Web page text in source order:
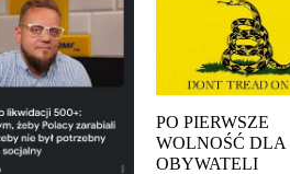
PO PIERWSZE
WOLNOŚĆ DLA
OBYWATELI